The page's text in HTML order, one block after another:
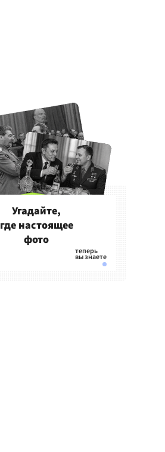
Угадайте,
где настоящее
фото